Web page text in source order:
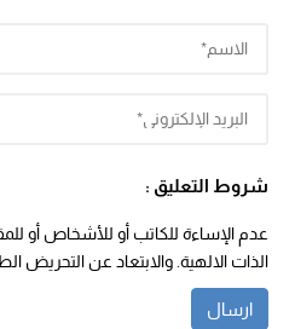
شروط التعليق :
عدم الإساءة للكاتب أو للأشخاص أو
الذات الالهية. والابتعاد عن التحريض